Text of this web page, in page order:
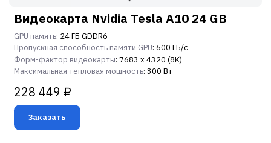
Видеокарта Nvidia Tesla A10 24 GB
GPU память: 24 ГБ GDDR6
Пропускная способность памяти GPU: 600 ГБ/с
Форм-фактор видеокарты: 7683 x 4320 (8K)
Максимальная тепловая мощность: 300 Вт
228 449 ₽
Заказать